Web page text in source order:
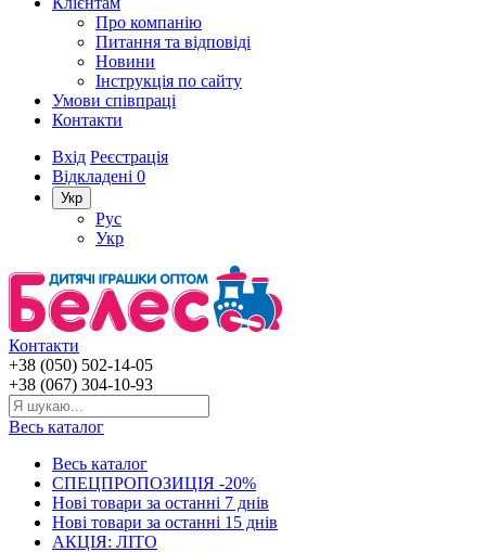
Про компанію
Питання та відповіді
Новини
Інструкція по сайту
Умови співпраці
Контакти
Вхід Реєстрація
Відкладені 0
Укр
Рус
Укр
Контакти
+38 (050) 502-14-05
+38 (067) 304-10-93
Весь каталог
Весь каталог
СПЕЦПРОПОЗИЦІЯ -20%
Нові товари за останнi 7 днiв
Нові товари за останнi 15 днiв
АКЦІЯ: ЛІТО